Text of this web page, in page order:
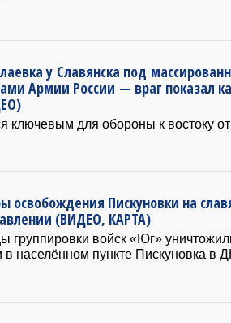
у Славянска под
Армии России — враг показал
ключевым для обороны к востоку от
освобождения Пискуновки на
(ВИДЕО, КАРТА)
группировки войск «Юг»
в населённом пункте Пискуновка в